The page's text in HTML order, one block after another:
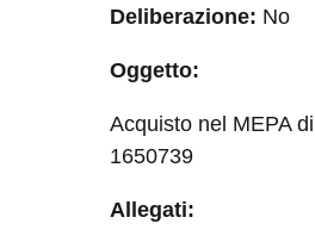
Deliberazione: No
Oggetto:
Acquisto nel MEPA
1650739
Allegati: